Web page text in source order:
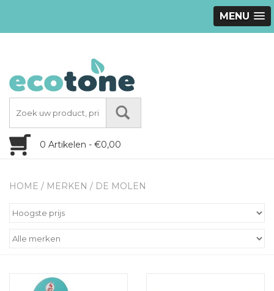
MENU
0 Artikelen - €0,00
HOME / MERKEN / DE MOLEN